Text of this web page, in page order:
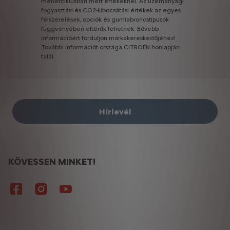
fogyasztási és CO2-kibocsátási értékek az egyes
felszerelések, opciók és gumiabroncstípusok
függvényében eltérők lehetnek. Bővebb
információért forduljon márkakereskedőjéhez!
További információt országa CITROËN honlapján
talál.
-
Hírlevél
KÖVESSEN MINKET!